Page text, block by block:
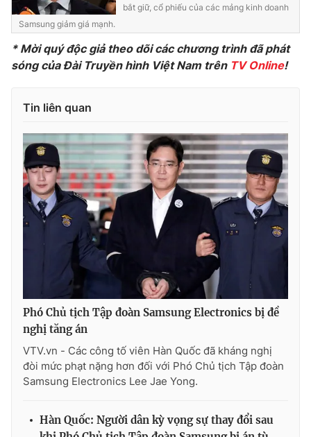
Sản phẩm
Thị trường
Tư vấn
Lịch phát sóng
Emagazine
Photo Infographic
Video Shorts video
VTV Money VTV Thể thao
VTV Sức khoẻ Bất động sản
Thị trường 24h Tấm lòng Việt
VTV4 Vươn mình bằng AI
VTV9 VTV8
Liên hệ tòa soạn English
bắt giữ, cổ phiếu của các mảng kinh doanh
Samsung giảm giá mạnh.
*Mời quý độc giả theo dõi các chươngtrình đã phát
sóng của Đài Truyền hình Việt Nam trên TV Online!
Tin liên quan
Phó Chủ tịch Tập đoàn Samsung Electronics bị đề
nghị tăng án
VTV.vn - Các công tố viên Hàn Quốc đã kháng nghị
đòi mức phạt nặng hơn đối với Phó Chủ tịch Tập đoàn
Samsung Electronics Lee Jae Yong.
Hàn Quốc: Người dân kỳ vọng sự thay đổi sau